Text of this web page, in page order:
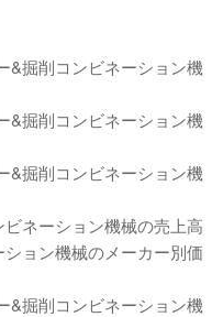
&掘削コンビネーション機
&掘削コンビネーション機
&掘削コンビネーション機
ネーション機械の売上高
ョン機械のメーカー別価
&掘削コンビネーション機